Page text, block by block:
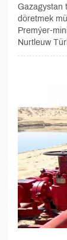
Gazagystan
döretmek
Premýer-
Nurtleuw